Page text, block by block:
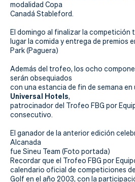
modalidad Copa
Canadá Stableford.
El domingo al finalizar la competición
lugar la comida y entrega de premios
Park (Paguera)
Además del trofeo, los ocho
serán obsequiados
con una estancia de fin de semana
Universal Hotels,
patrocinador del Trofeo FBG por
consecutivo.
El ganador de la anterior edición
Alcanada
fue Sineu Team (Foto portada)
Recordar que el Trofeo FBG por
calendario oficial de competiciones
Golf en el año 2003, con la